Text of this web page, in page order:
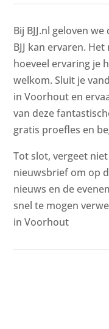
Bij BJJ.nl geloven
BJJ kan ervaren.
hoeveel ervaring je
welkom. Sluit je
in Voorhout en
van deze
gratis proefles en
Tot slot, vergeet
nieuwsbrief om op
nieuws en de
snel te mogen
in Voorhout